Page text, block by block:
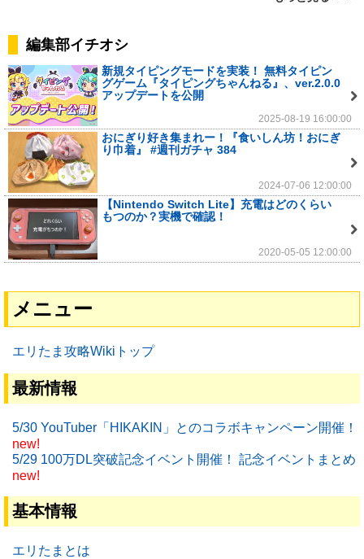
編集部イチオシ
新規タイピングモードを実装！ 無料タイピン
グゲーム『タイピングちゃんねる』、ver.2.0.0
アップデートを公開
2025-08-19 16:00:00
おにぎり好き集まれー！『食いしん坊！おにぎ
り巾着』 #週刊ガチャ 384
2024-07-06 12:00:00
【Nintendo Switch Lite】充電はどのくらい
もつのか？実機で確認！
2020-05-05 12:00:00
メニュー
エリたま攻略Wikiトップ
最新情報
5/30 YouTuber「HIKAKIN」とのコラボキャンペーン開催！
new!
5/29 100万DL突破記念イベント開催！ 記念イベントまとめ
new!
基本情報
エリたまとは